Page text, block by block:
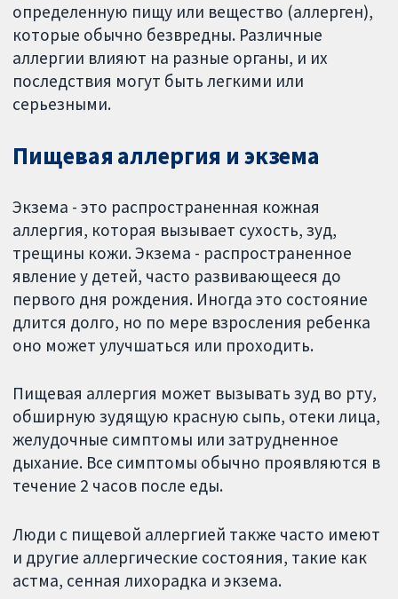
определенную пищу или вещество (аллерген),
которые обычно безвредны. Различные
аллергии влияют на разные органы, и их
последствия могут быть легкими или
серьезными.
Пищевая аллергия и экзема
Экзема - это распространенная кожная
аллергия, которая вызывает сухость, зуд,
трещины кожи. Экзема - распространенное
явление у детей, часто развивающееся до
первого дня рождения. Иногда это состояние
длится долго, но по мере взросления ребенка
оно может улучшаться или проходить.
Пищевая аллергия может вызывать зуд во рту,
обширную зудящую красную сыпь, отеки лица,
желудочные симптомы или затрудненное
дыхание. Все симптомы обычно проявляются в
течение 2 часов после еды.
Люди с пищевой аллергией также часто имеют
и другие аллергические состояния, такие как
астма, сенная лихорадка и экзема.